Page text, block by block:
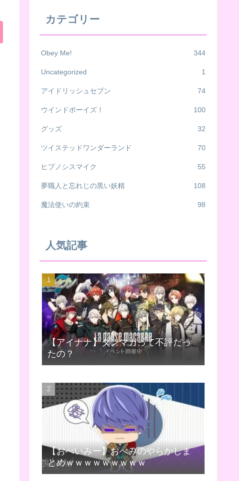
カテゴリー
Obey Me! 344
Uncategorized 1
アイドリッシュセブン 74
ウインドボーイズ！ 100
グッズ 32
ツイステッドワンダーランド 70
ヒプノシスマイク 55
夢職人と忘れじの黒い妖精 108
魔法使いの約束 98
人気記事
【アイナナ】ダンマカって不評だっ
たの？
【おべいみー】おべみのやらかしま
とめｗｗｗｗｗｗｗｗｗ